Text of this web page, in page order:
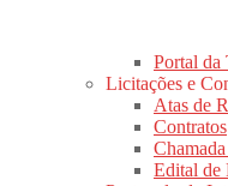
Portal da
Licitações e
Atas de
Contratos
Edital de